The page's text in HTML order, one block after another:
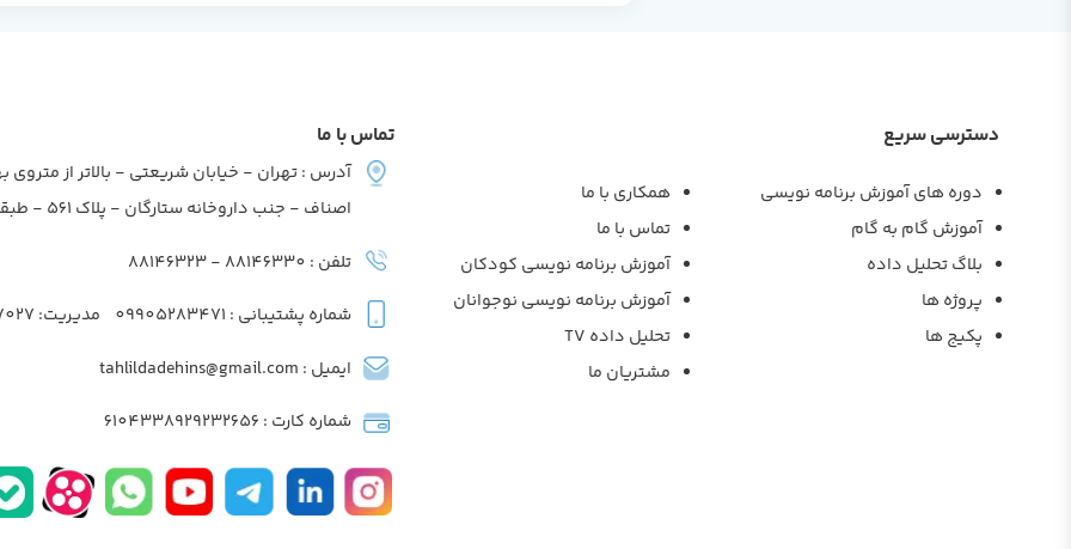
دسترسی سریع
دوره های آموزش برنامه نویسی
آموزش گام به گام
بلاگ تحلیل داده
پروژه ها
پکیج ها
همکاری با ما
تماس با ما
آموزش برنامه نویسی کودکان
آموزش برنامه نویسی نوجوانان
تحلیل داده TV
مشتریان ما
تماس با ما
آدرس : تهران - خیابان شریعتی - بالاتر از متروی
اصناف - جنب داروخانه ستارگان - پلاک 561 - طبقه2 - واحد7
تلفن : 88146330 - 88146323
شماره پشتیبانی : 09905283471 مدیریت: 09039737027
ایمیل : tahlildadehins@gmail.com
شماره کارت : 6104338929232656